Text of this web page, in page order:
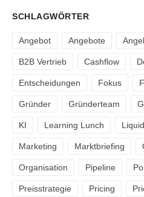
SCHLAGWÖRTER
Angebot Angebote
B2B Vertrieb Cashflow
Entscheidungen Fokus
Gründer Gründerteam
KI Learning Lunch
Marketing Marktbriefing
Organisation Pipeline
Preisstrategie Pricing